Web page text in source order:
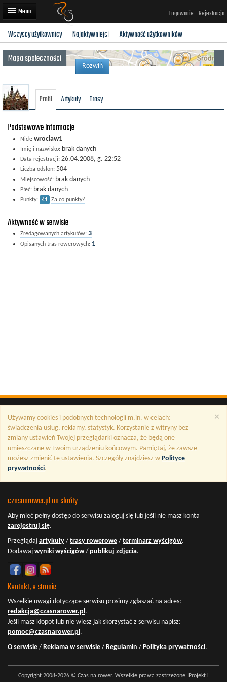
Logowanie Rejestracja
Artykuły
Trasy rowerowe
Wyścigi rowerowe
Użytkownicy
Dodaj
Wszyscy użytkownicy Najaktywniejsi Aktywność użytkowników
Mapa społeczności
Rozwiń
Profil Artykuły Trasy
Podstawowe informacje
Nick: wroclaw1
Imię i nazwisko: brak danych
Data rejestracji: 26.04.2008, g. 22:52
Liczba odsłon: 504
Miejscowość: brak danych
Płeć: brak danych
Punkty: 41 Za co punkty?
Aktywność w serwisie
Zredagowanych artykułów: 3
Opisanych tras rowerowych: 1
×
Używamy cookies i podobnych technologii m.in. w celach:
świadczenia usług, reklamy, statystyk. Korzystanie z witryny bez
zmiany ustawień Twojej przeglądarki oznacza, że będą one
umieszczane w Twoim urządzeniu końcowym. Pamiętaj, że zawsze
możesz zmienić te ustawienia. Szczegóły znajdziesz w Polityce
prywatności.
czasnarower.pl na skróty
Aby mieć pełny dostęp do serwisu zaloguj się lub jeśli nie masz konta
zarejestruj się.
Przeglądaj artykuły / trasy rowerowe / terminarz wyścigów.
Dodawaj wyniki wyścigów/ publikuj zdjęcia.
Kontakt, o stronie
Wszelkie uwagi dotyczące serwisu prosimy zgłaszać na adres:
redakcja@czasnarower.pl.
Jeśli masz kłopot lub nie wiesz jak skorzystać z serwisu napisz:
pomoc@czasnarower.pl.
O serwisie / Reklama w serwisie / Regulamin / Polityka prywatności.
Copyright 2008-2026 © Czas na rower. Wszelkie prawa zastrzeżone. Projekt i